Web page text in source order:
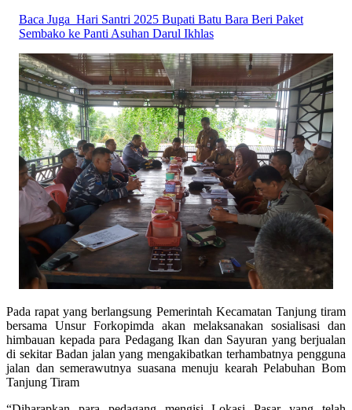
Baca Juga Hari Santri 2025 Bupati Batu Bara Beri Paket
Sembako ke Panti Asuhan Darul Ikhlas
Pada rapat yang berlangsung Pemerintah Kecamatan Tanjung tiram
bersama Unsur Forkopimda akan melaksanakan sosialisasi dan
himbauan kepada para Pedagang Ikan dan Sayuran yang berjualan
di sekitar Badan jalan yang mengakibatkan terhambatnya pengguna
jalan dan semerawutnya suasana menuju kearah Pelabuhan Bom
Tanjung Tiram